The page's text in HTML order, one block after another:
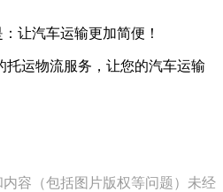
让汽车运输更加简便！
运物流服务，让您的汽车运输
容（包括图片版权等问题）未经